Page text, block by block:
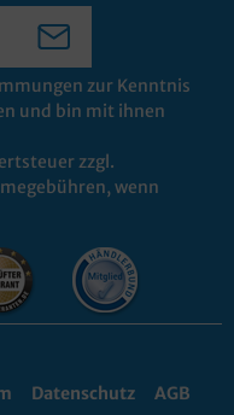
zur Kenntnis
und bin mit ihnen
zzgl.
wenn
Datenschutz AGB